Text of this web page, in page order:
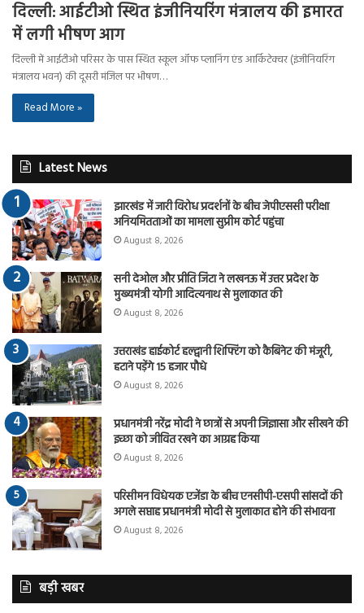
दिल्ली: आईटीओ स्थित इंजीनियरिंग मंत्रालय की इमारत
में लगी भीषण आग
दिल्ली में आईटीओ परिसर के पास स्थित स्कूल ऑफ प्लानिंग एंड आर्किटेक्चर (इंजीनियरिंग
मंत्रालय भवन) की दूसरी मंजिल पर भीषण…
Read More »
Latest News
झारखंड में जारी विरोध प्रदर्शनों के बीच जेपीएससी परीक्षा
अनियमितताओं का मामला सुप्रीम कोर्ट पहुंचा
August 8, 2026
सनी देओल और प्रीति जिंटा ने लखनऊ में उत्तर प्रदेश के
मुख्यमंत्री योगी आदित्यनाथ से मुलाकात की
August 8, 2026
उत्तराखंड हाईकोर्ट हल्द्वानी शिफ्टिंग को कैबिनेट की मंजूरी,
हटाने पड़ेंगे 15 हजार पौधे
August 8, 2026
प्रधानमंत्री नरेंद्र मोदी ने छात्रों से अपनी जिज्ञासा और सीखने की
इच्छा को जीवित रखने का आग्रह किया
August 8, 2026
परिसीमन विधेयक एजेंडा के बीच एनसीपी-एसपी सांसदों की
अगले सप्ताह प्रधानमंत्री मोदी से मुलाकात होने की संभावना
August 8, 2026
बड़ी खबर